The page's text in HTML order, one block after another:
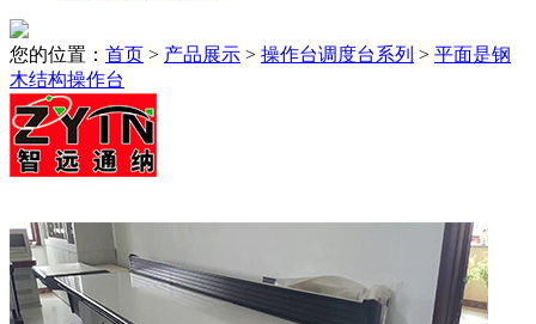
您的位置： 首页 > 产品展示 > 操作台调度台系列 > 平面是钢
木结构操作台